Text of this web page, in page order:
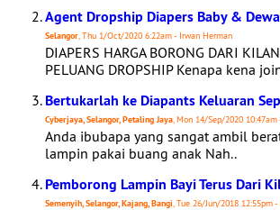
Agent Dropship Diapers Baby &
Selangor, Thu 1/Oct/2020 6:22am - Irwan Herman
DIAPERS HARGA BORONG DARI
PELUANG DROPSHIP Kenapa kena
Bertukarlah ke Diapants Keluaran
Cyberjaya, Selangor, Petaling Jaya, Mon 14/Sep/2020
Anda ibubapa yang sangat ambil
lampin pakai buang anak Nah..
Pemborong Lampin Bayi Terus Dari
Semenyih, Selangor, Kajang, Bangi, Tue 26/Jun/2018 12:55pm